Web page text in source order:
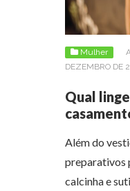
Mulher
DEZEMBRO DE
Qual
Além do
preparativos
calcinha e